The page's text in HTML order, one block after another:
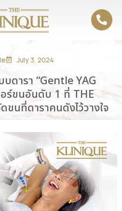
July 3, 2024
บดารา “Gentle YAG
อร์ขนอันดับ 1 ที่ THE
ขนที่ดาราคนดังไว้วางใจ